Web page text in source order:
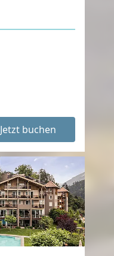
Jetzt buchen